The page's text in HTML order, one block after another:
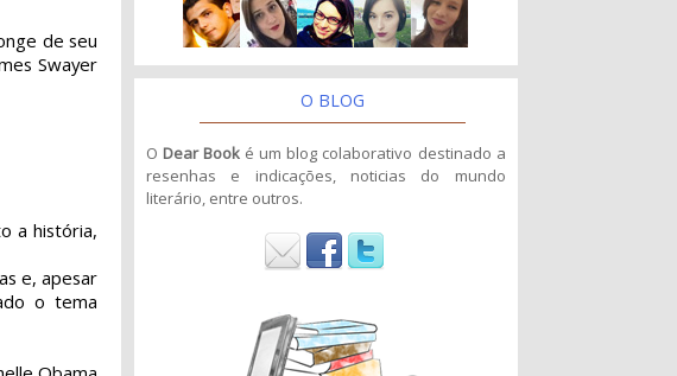
de seu
Swayer
a história,
e, apesar
o tema
O BLOG
O Dear Book é um blog colaborativo destinado a
resenhas e indicações, noticias do mundo
literário, entre outros.